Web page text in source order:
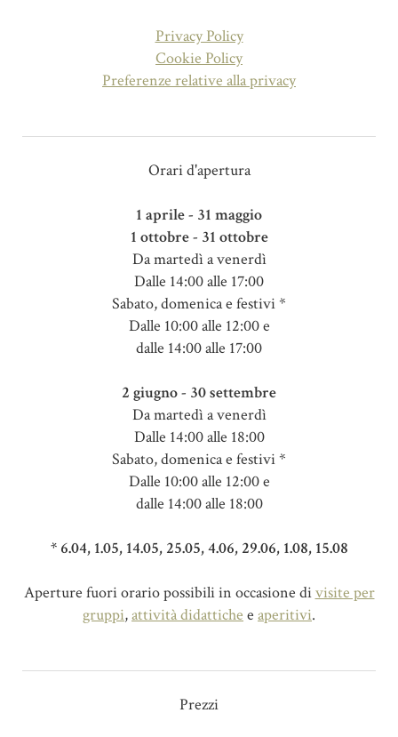
Privacy Policy
Cookie Policy
Preferenze relative alla privacy
Orari d'apertura
1 aprile - 31 maggio
1 ottobre - 31 ottobre
Da martedì a venerdì
Dalle 14:00 alle 17:00
Sabato, domenica e festivi *
Dalle 10:00 alle 12:00 e
dalle 14:00 alle 17:00
2 giugno - 30 settembre
Da martedì a venerdì
Dalle 14:00 alle 18:00
Sabato, domenica e festivi *
Dalle 10:00 alle 12:00 e
dalle 14:00 alle 18:00
* 6.04, 1.05, 14.05, 25.05, 4.06, 29.06, 1.08, 15.08
Aperture fuori orario possibili in occasione divisite per
gruppi,attività didattiche e aperitivi.
Prezzi